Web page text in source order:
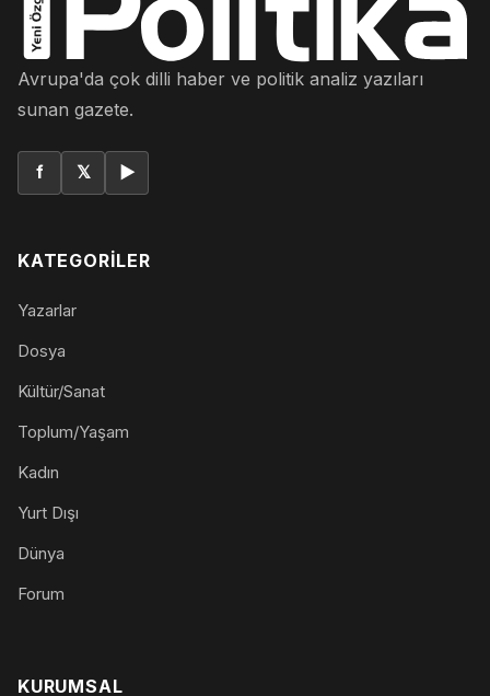
Avrupa'da çok dilli haber ve politik analiz yazıları
sunan gazete.
f 𝕏 ▶
KATEGORILER
Yazarlar
Dosya
Kültür/Sanat
Toplum/Yaşam
Kadın
Yurt Dışı
Dünya
Forum
KURUMSAL